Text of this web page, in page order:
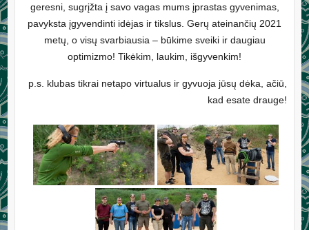
geresni, sugrįžta į savo vagas mums įprastas gyvenimas,
pavyksta įgyvendinti idėjas ir tikslus. Gerų ateinančių 2021
metų, o visų svarbiausia – būkime sveiki ir daugiau
optimizmo! Tikėkim, laukim, išgyvenkim!
p.s. klubas tikrai netapo virtualus ir gyvuoja jūsų dėka, ačiū,
kad esate drauge!